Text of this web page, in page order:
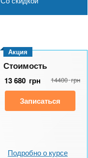
Акция
Стоимость
13 680 грн 14400 грн
Записаться
Подробно о курсе